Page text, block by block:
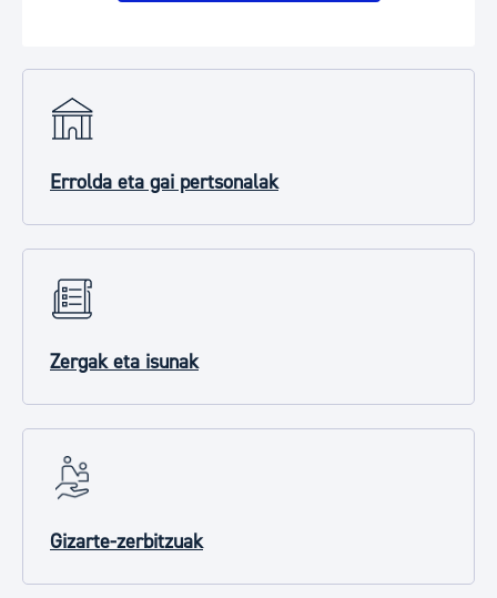
Errolda eta gai pertsonalak
Zergak eta isunak
Gizarte-zerbitzuak